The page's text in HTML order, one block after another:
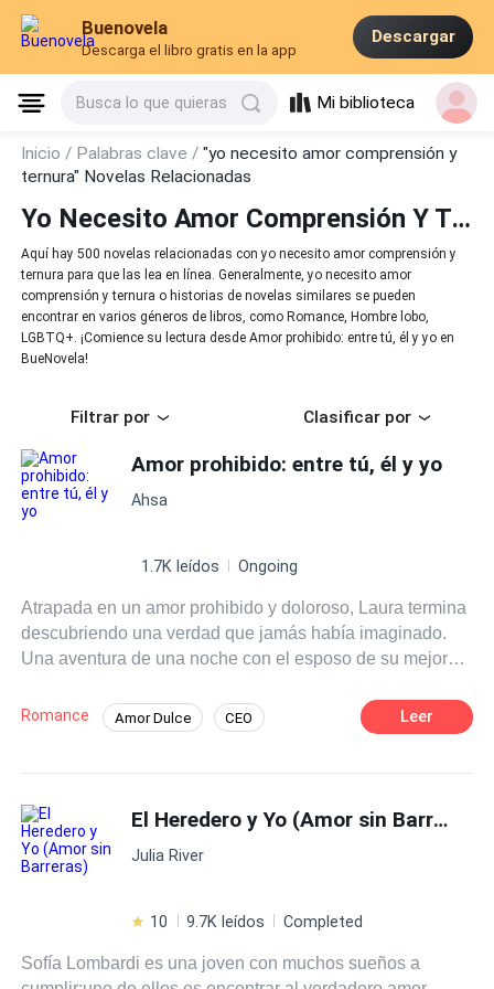
Buenovela
Descarga el libro gratis en la app
Descargar
Busca lo que quieras Mi biblioteca
Inicio / Palabras clave /"yo necesito amor comprensión y
ternura" Novelas Relacionadas
Yo Necesito Amor Comprensión Y Ternura
Aquí hay 500 novelas relacionadas con yo necesito amor comprensión y
ternura para que las lea en línea. Generalmente, yo necesito amor
comprensión y ternura o historias de novelas similares se pueden
encontrar en varios géneros de libros, como Romance, Hombre lobo,
LGBTQ+. ¡Comience su lectura desde Amor prohibido: entre tú, él y yo en
BueNovela!
Filtrar por Clasificar por
Amor prohibido: entre tú, él y yo
Ahsa
1.7K leídos Ongoing
Atrapada en un amor prohibido y doloroso, Laura termina
descubriendo una verdad que jamás había imaginado.
Una aventura de una noche con el esposo de su mejor
Ahora, se encuentra en una encrucijada difícil:
desgarrada entre renunciar a un amor que resulta ser
amistad?
Romance Amor Dulce CEO Leer
El Heredero y Yo (Amor sin Barreras)
Julia River
10 9.7K leídos Completed
Sofía Lombardi es una joven con muchos sueños a